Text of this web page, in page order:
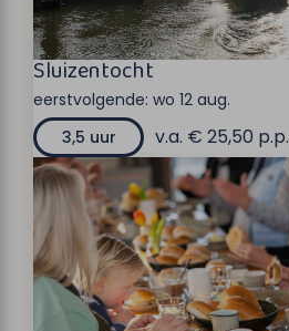
Sluizentocht
eerstvolgende: wo 12 aug.
3,5 uur
v.a. € 25,50 p.p.